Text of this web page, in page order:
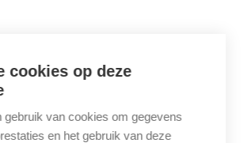
DO IN SABA
cookies op deze
gebruik van cookies om gegevens
en het gebruik van deze